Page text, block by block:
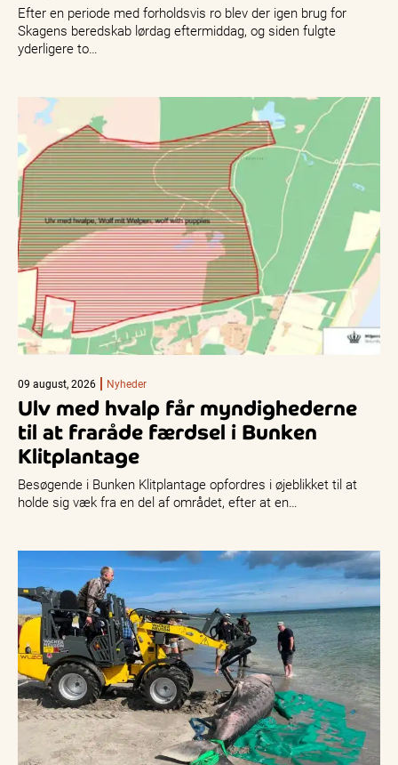
Efter en periode med forholdsvis ro blev der igen brug for
Skagens beredskab lørdag eftermiddag, og siden fulgte
yderligere to…
09 august, 2026 Nyheder
Ulv med hvalp får myndighederne
til at fraråde færdsel i Bunken
Klitplantage
Besøgende i Bunken Klitplantage opfordres i øjeblikket til at
holde sig væk fra en del af området, efter at en…